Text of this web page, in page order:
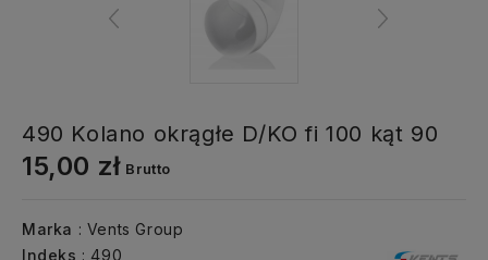
490 Kolano okrągłe D/KO fi 100 kąt 90
15,00 zł Brutto
Marka : Vents Group
Indeks : 490